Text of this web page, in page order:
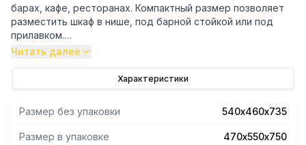
барах, кафе, ресторанах. Компактный размер позволяет
разместить шкаф в нише, под барной стойкой или под
прилавком.
Модель имеет термоэлектрическую систему охлаждения
шума и экономию электроэнергии.
Читать далее
Характеристики
Размер без упаковки 540х460х735
Размер в упаковке 470х550х750